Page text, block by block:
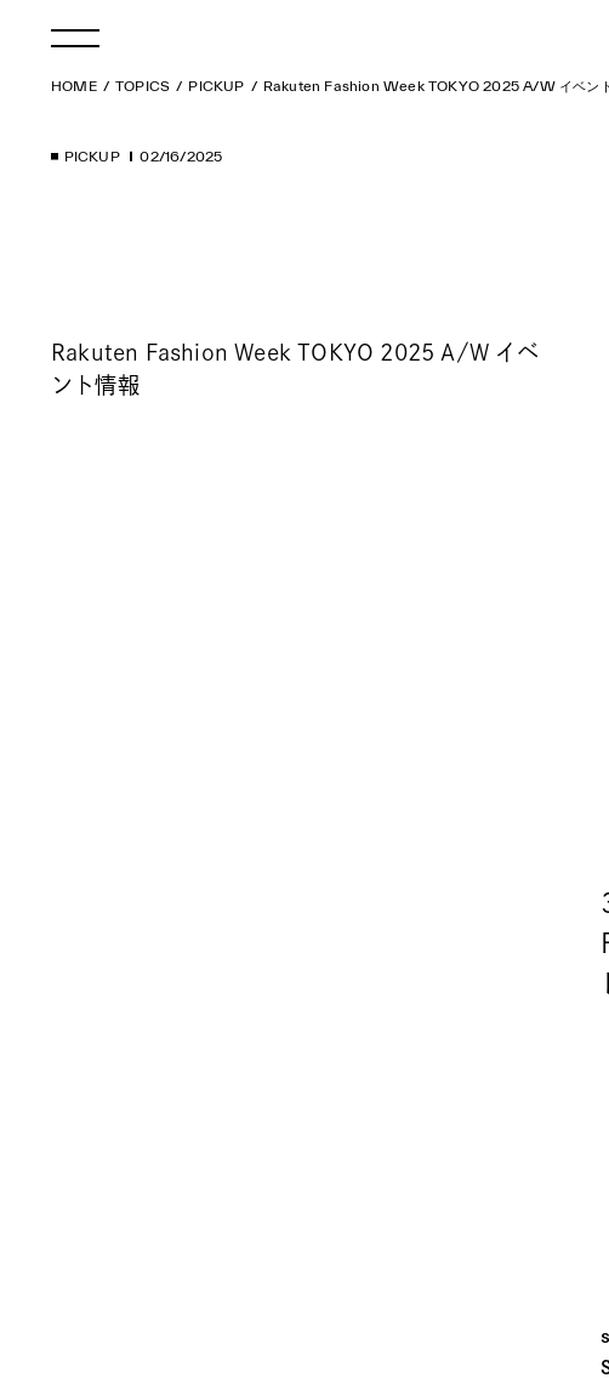
HOME TOPICS PICKUP Rakuten Fashion Week TOKYO 2025 A/W イベン
PICKUP 02/16/2025
Rakuten Fashion Week TOKYO 2025 A/W イベ
ント情報